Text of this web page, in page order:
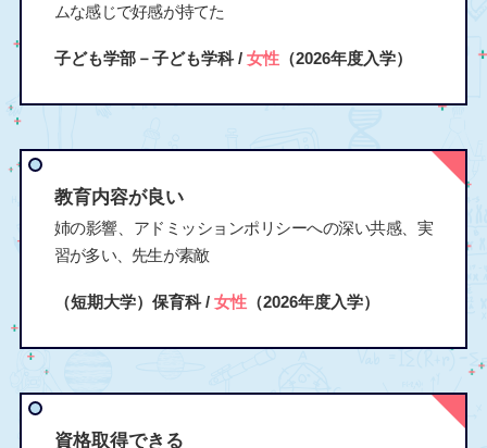
ムな感じで好感が持てた
子ども学部－子ども学科 / 女性（2026年度入学）
教育内容が良い
姉の影響、アドミッションポリシーへの深い共感、実
習が多い、先生が素敵
（短期大学）保育科 / 女性（2026年度入学）
資格取得できる